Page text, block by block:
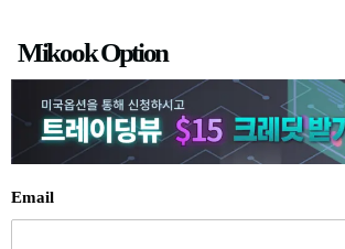
츠
로
건
너
뛰
Mikook Option
Email